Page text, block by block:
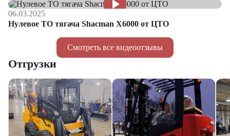
Смотреть все видеоотзывы
06.03.2025
Нулевое ТО тягача Shacman Х6000 от ЦТО
Отгрузки